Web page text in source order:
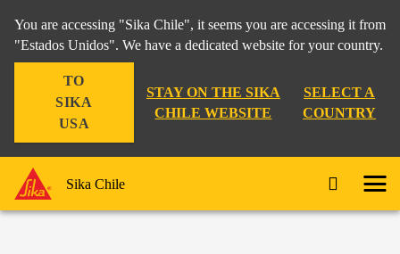
You are accessing "Sika Chile", it seems you are accessing it from
"Estados Unidos". We have a dedicated website for your country.
TO
SIKA
USA
STAY ON THE SIKA
CHILE WEBSITE
SELECT A
COUNTRY
Sika Chile